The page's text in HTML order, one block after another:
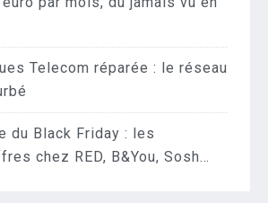
Telecom réparée : le réseau
du Black Friday : les
chez RED, B&You, Sosh…